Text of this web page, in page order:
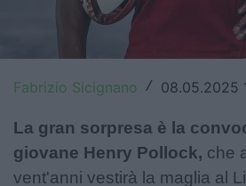
Rugby World Cup
Super Rugby
Rugby in TV
Mercato
Fabrizio Sicignano / 08.05.2025
La gran sorpresa è la
giovane Henry Pollock, che
vent'anni vestirà la maglia al